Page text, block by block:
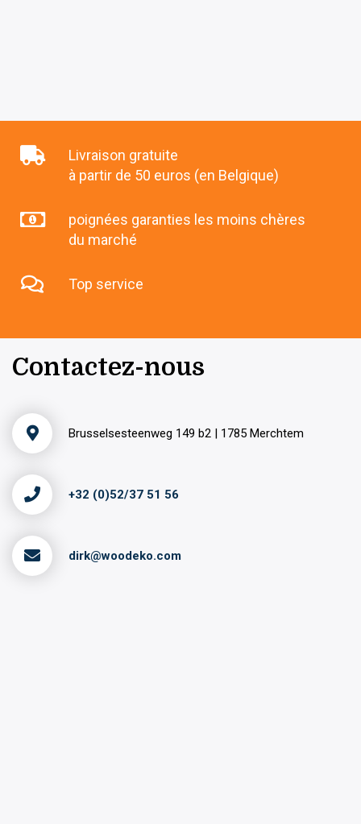
Livraison gratuite
à partir de 50 euros (en Belgique)
poignées garanties les moins chères
du marché
Top service
Contactez-nous
Brusselsesteenweg 149 b2 | 1785 Merchtem
+32 (0)52/37 51 56
dirk@woodeko.com